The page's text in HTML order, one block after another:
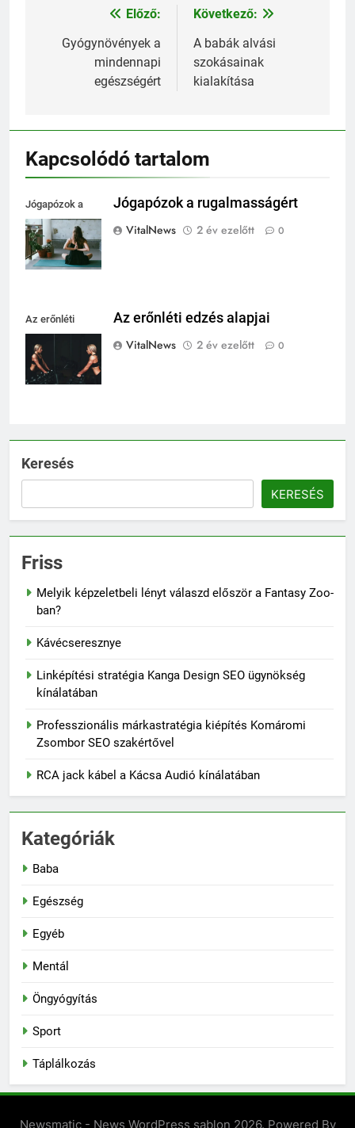
Bejegyzés
navigáció
Előző:
Gyógynövények a
mindennapi
egészségért
Következő:
A babák alvási
szokásainak
kialakítása
Kapcsolódó tartalom
Jógapózok a
rugalmasságért
Jógapózok a rugalmasságért
VitalNews
2 év ezelőtt 0
Az erőnléti
Az erőnléti edzés alapjai
VitalNews
2 év ezelőtt 0
Keresés
KERESÉS
Friss
Melyik képzeletbeli lényt válaszd először a Fantasy Zoo-
ban?
Kávécseresznye
Linképítési stratégia Kanga Design SEO ügynökség
kínálatában
Professzionális márkastratégia kiépítés Komáromi
Zsombor SEO szakértővel
RCA jack kábel a Kácsa Audió kínálatában
Kategóriák
Baba
Egészség
Egyéb
Mentál
Öngyógyítás
Sport
Táplálkozás
Newsmatic - News WordPress sablon 2026. Powered By